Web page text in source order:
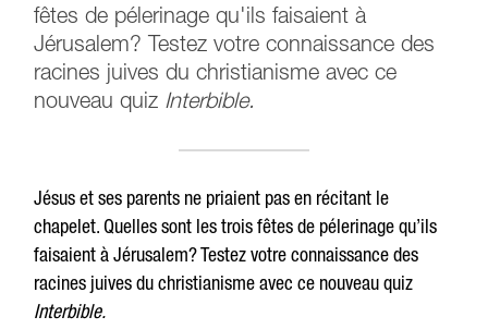
fêtes de pélerinage qu'ils faisaient à
Jérusalem? Testez votre connaissance des
racines juives du christianisme avec ce
nouveau quiz Interbible.
Jésus et ses parents ne priaient pas en récitant le
chapelet. Quelles sont les trois fêtes de pélerinage qu’ils
faisaient à Jérusalem? Testez votre connaissance des
racines juives du christianisme avec ce nouveau quiz
Interbible.